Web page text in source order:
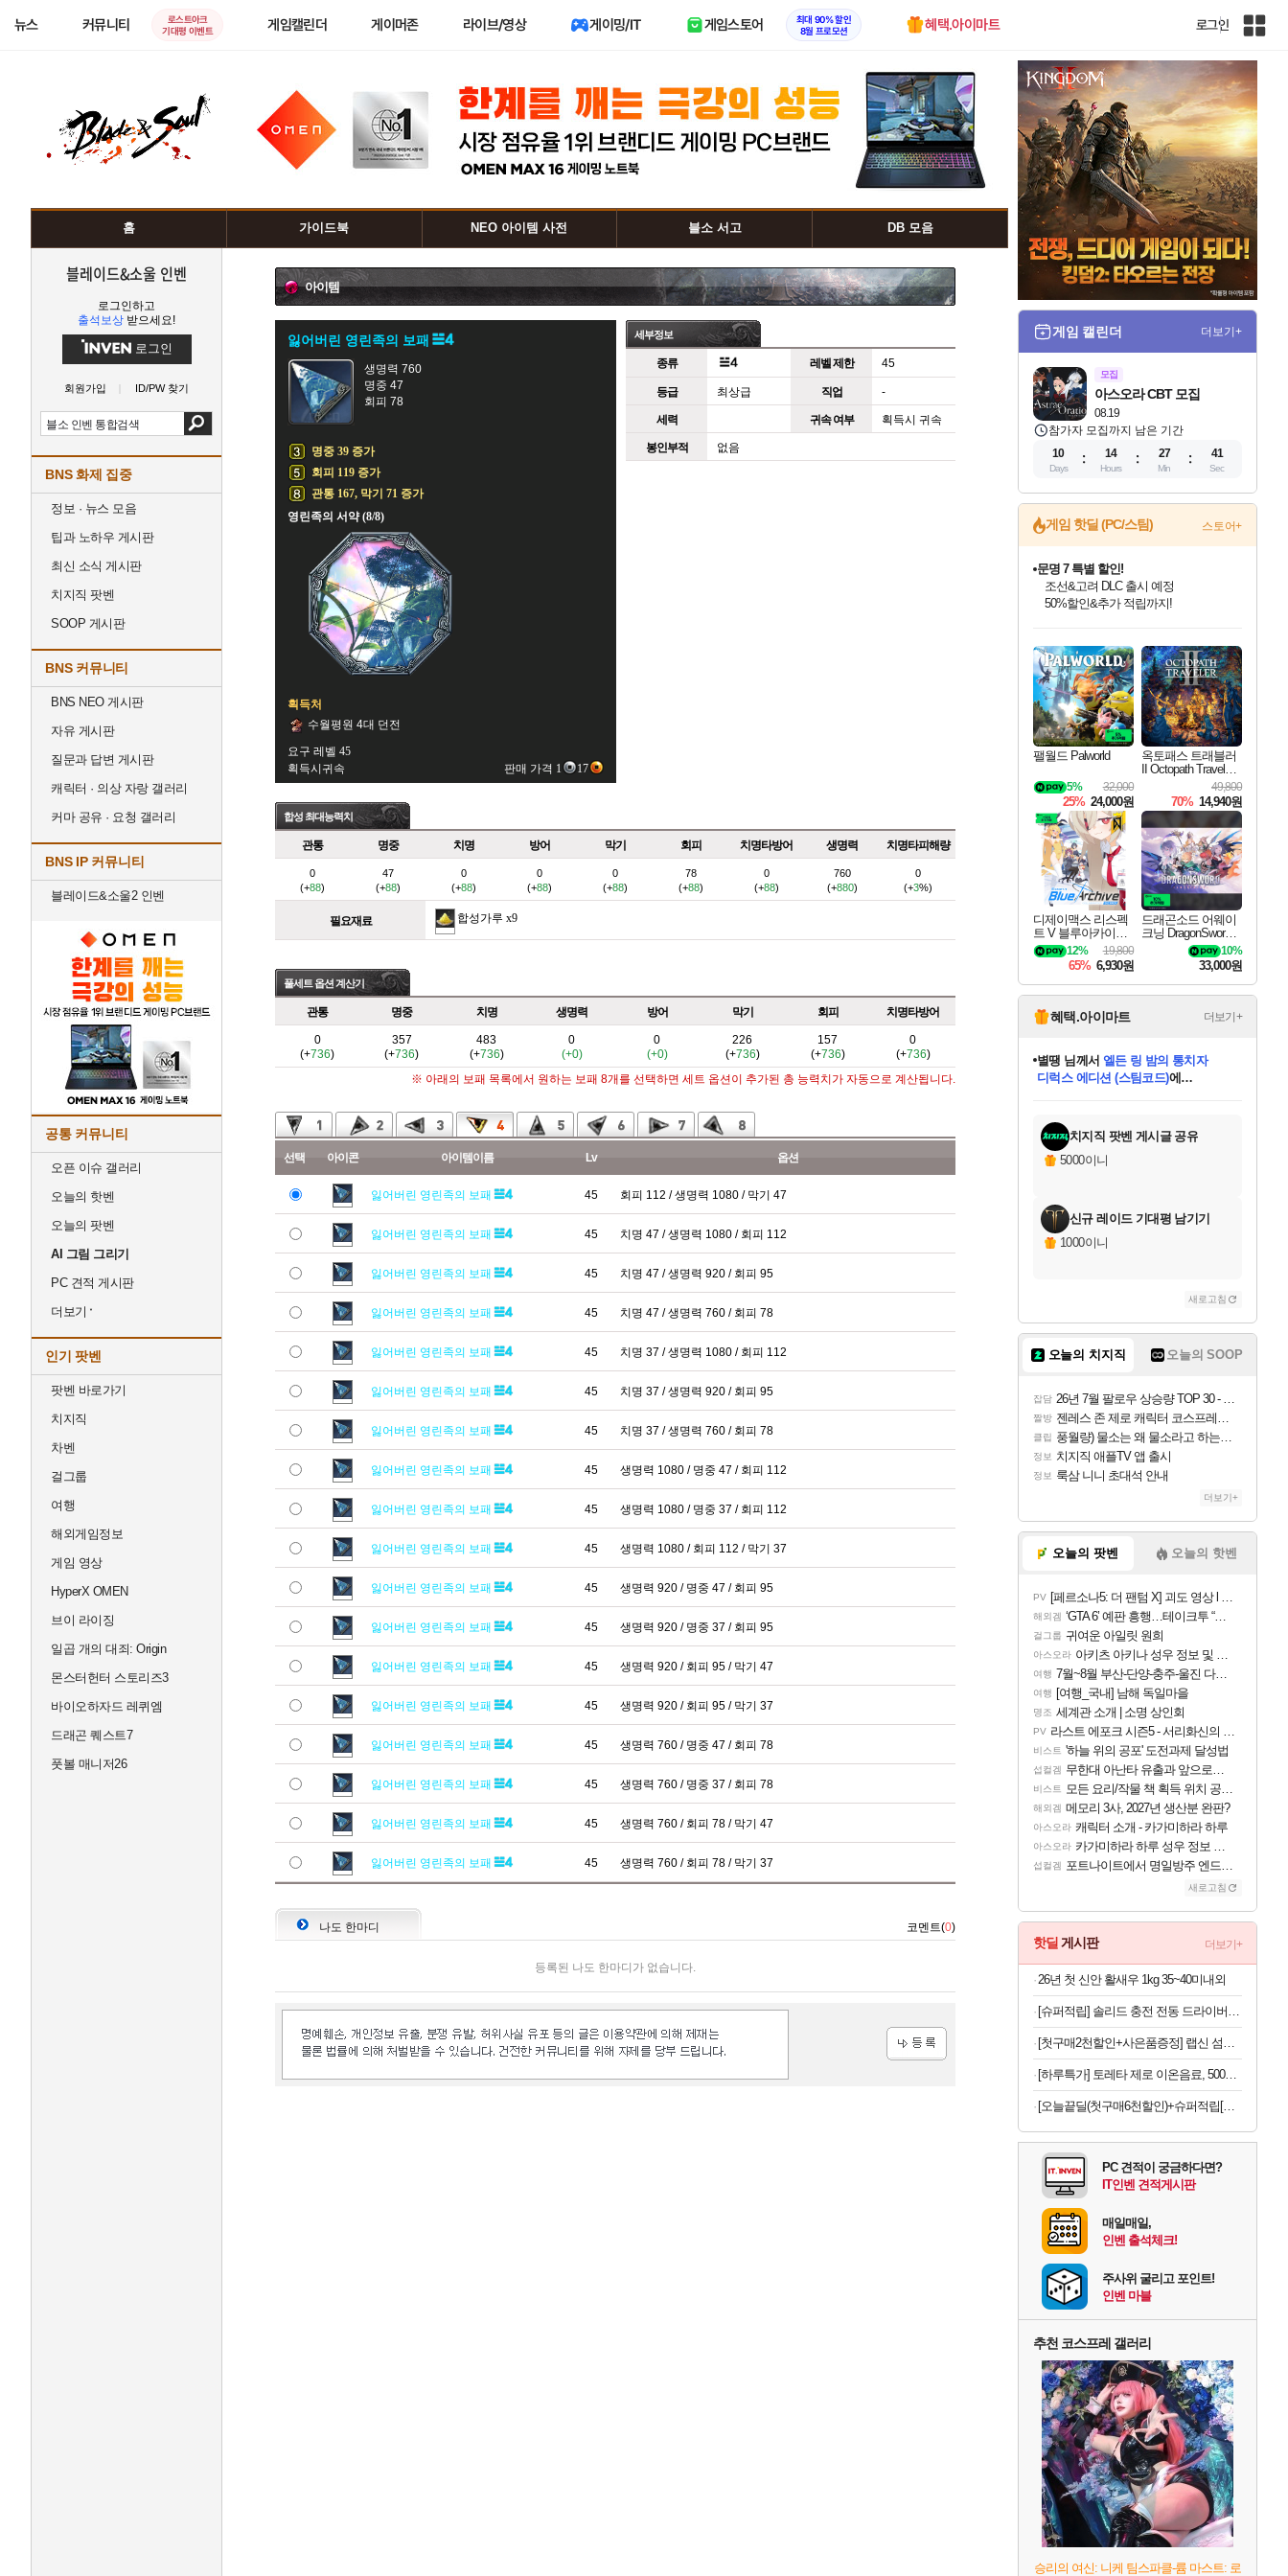
뉴스 커뮤니티
로스트아크
기대평 이벤트
게임캘린더 게이머존 라이브/영상 게이밍/IT 게임스토어
최대 90% 할인
8월 프로모션
혜택.아이마트 로그인
인
사
이
트
맵
홈 가이드북 NEO 아이템 사전 블소 서고 DB 모음
블레이드&소울 인벤
로그인하고
출석보상 받으세요!
로그인
회원가입 ID/PW 찾기
BNS 화제 집중
정보 · 뉴스 모음
팁과 노하우 게시판
최신 소식 게시판
치지직 팟벤
SOOP 게시판
BNS 커뮤니티
BNS NEO 게시판
자유 게시판
질문과 답변 게시판
캐릭터 · 의상 자랑 갤러리
커마 공유 · 요청 갤러리
BNS IP 커뮤니티
블레이드&소울2 인벤
공통 커뮤니티
오픈 이슈 갤러리
오늘의 핫벤
오늘의 팟벤
AI 그림 그리기
PC 견적 게시판
더보기
인기 팟벤
팟벤 바로가기
치지직
차벤
걸그룹
여행
해외게임정보
게임 영상
HyperX OMEN
브이 라이징
일곱 개의 대죄: Origin
몬스터헌터 스토리즈3
바이오하자드 레퀴엠
드래곤 퀘스트7
풋볼 매니저26
아이템
잃어버린 영린족의 보패
생명력 760
명중 47
회피 78
명중 39 증가
회피 119 증가
관통 167, 막기 71 증가
영린족의 서약 (8/8)
획득처
수월평원 4대 던전
요구 레벨 45
획득시귀속
판매 가격 1 17
세부정보
종류 레벨 제한 45
등급 최상급 직업 -
세력 귀속 여부 획득시 귀속
봉인부적 없음
합성 최대능력치
관통 명중 치명 방어 막기 회피 치명타방어 생명력 치명타피해량
0
(+88)
47
(+88)
0
(+88)
0
(+88)
0
(+88)
78
(+88)
0
(+88)
760
(+880)
0
(+3%)
필요재료 합성가루 x9
풀세트 옵션 계산기
관통 명중 치명 생명력 방어 막기 회피 치명타방어
0
(+736)
357
(+736)
483
(+736)
0
(+0)
0
(+0)
226
(+736)
157
(+736)
0
(+736)
※ 아래의 보패 목록에서 원하는 보패 8개를 선택하면 세트 옵션이 추가된 총 능력치가 자동으로 계산됩니다.
선택 아이콘 아이템이름 Lv 옵션
잃어버린 영린족의 보패 45 회피 112 / 생명력 1080 / 막기 47
잃어버린 영린족의 보패 45 치명 47 / 생명력 1080 / 회피 112
잃어버린 영린족의 보패 45 치명 47 / 생명력 920 / 회피 95
잃어버린 영린족의 보패 45 치명 47 / 생명력 760 / 회피 78
잃어버린 영린족의 보패 45 치명 37 / 생명력 1080 / 회피 112
잃어버린 영린족의 보패 45 치명 37 / 생명력 920 / 회피 95
잃어버린 영린족의 보패 45 치명 37 / 생명력 760 / 회피 78
잃어버린 영린족의 보패 45 생명력 1080 / 명중 47 / 회피 112
잃어버린 영린족의 보패 45 생명력 1080 / 명중 37 / 회피 112
잃어버린 영린족의 보패 45 생명력 1080 / 회피 112 / 막기 37
잃어버린 영린족의 보패 45 생명력 920 / 명중 47 / 회피 95
잃어버린 영린족의 보패 45 생명력 920 / 명중 37 / 회피 95
잃어버린 영린족의 보패 45 생명력 920 / 회피 95 / 막기 47
잃어버린 영린족의 보패 45 생명력 920 / 회피 95 / 막기 37
잃어버린 영린족의 보패 45 생명력 760 / 명중 47 / 회피 78
잃어버린 영린족의 보패 45 생명력 760 / 명중 37 / 회피 78
잃어버린 영린족의 보패 45 생명력 760 / 회피 78 / 막기 47
잃어버린 영린족의 보패 45 생명력 760 / 회피 78 / 막기 37
나도 한마디 코멘트(0)
등록된 나도 한마디가 없습니다.
게임 캘린더 더보기+
모집
08.19
아스오라 CBT 모집
참가자 모집까지 남은 기간
10
Days
14
Hours
27
Min
40
Sec
게임 핫딜 (PC/스팀) 스토어+
최대 90% 할인가를 만나보세요!
네이버혜택과 함께 만나보세요!
문명 7 특별 할인!
조선&고려 DLC 출시 예정
50%할인&추가 적립까지!
네이버 포인트 혜택까지!
이니&베니 혜택까지!
네이버 혜택가와 함께 예약하세요!
할인&네이버혜택으로 만나보세요!
네이버페이 혜택과 만나보세요!
40주년 프로모션으로 만나보세요!
할인가에 만나보세요!
일부 에디션 상시 할인!
혜택으로 예약 판매 중
편안하게 충전하세요
팰월드 Palworld
32,000
5%
25% 24,000원
옥토패스 트래블러
II Octopath Traveler I
49,800
70% 14,940원
디제이맥스 리스펙
트 V 블루아카이브
팩 DJMAX RESPE
CT V Blue Archive P
ack DLC
19,800
12%
65% 6,930원
드래곤소드 어웨이
크닝 DragonSword A
10%
33,000원
혜택.아이마트 더보기+
교환.
별땡 님께서 엘든 링 밤의 통치자
디럭스 에디션 (스팀코드)에
당첨되셨습니다.
당첨되셨습니다.
당첨되셨습니다.
당첨되셨습니다.
당첨되셨습니다.
당첨되셨습니다.
에디션 (스팀코드)를 교환.
당첨되셨습니다.
치지직 팟벤 게시글 공유
5000이니
신규 레이드 기대평 남기기
1000이니
새로고침
오늘의 치지직 오늘의 SOOP
잡담 26년 7월 팔로우 상승량 TOP 30 - 월간 치지직
짤방 젠레스 존 제로 캐릭터 코스프레한 꽁주
클립 풍월량) 물소는 왜 물소라고 하는거야? 아! 그만 ㅋㅋ
정보 치지직 애플TV 앱 출시
정보 룩삼 니니 초대석 안내
더보기+
오늘의 팟벤 오늘의 핫벤
PV [페르소나5: 더 팬텀 X] 괴도 영상 l 타카마키 안·댄싱 스타
해외겜 ‘GTA 6’ 예판 흥행…테이크투 “내부 예상 크게 넘어”
걸그룹 귀여운 아일릿 원희
아스오라 아키츠 아키나 성우 정보 및 주요 필모
여행 7월~8월 부산-단양-충주-울진 다녀왔어요~
여행 [여행_국내] 남해 독일마을
명조 세계관 소개 | 소명 상인회
PV 라스트 에포크 시즌5 - 서리화신의 분노 티저
비스트 '하늘 위의 공포' 도전과제 달성법
섭컬겜 무한대 아난타 유출과 앞으로의 예상 (루머)
비스트 모든 요리/작물 책 획득 위치 공략 (36개) - 미식가 도전과제
해외겜 메모리 3사, 2027년 생산분 완판?
아스오라 캐릭터 소개 - 카가미하라 하루
아스오라 카가미하라 하루 성우 정보 및 주요 필모
섭컬겜 포트나이트에서 명일방주 엔드필드 [펠리카] 판매 예정
새로고침
핫딜 게시판 더보기+
26년 첫 신안 활새우 1kg 35~40미내외
[슈퍼적립] 솔리드 충전 전동 드라이버 드릴 가정용 미니 소형 무선 세트 스크류 S-MD40
[첫구매2천할인+사은품증정] 랩신 섬유항균제 2L용기 2개 + 세탁세제 300ML 2개 증정
[하루특가] 토레타 제로 이온음료, 500ml, 24개
[오늘끝딜(첫구매6천할인)+슈퍼적립[네이버 단독] 셀렉스 프로핏 버라이어티팩(총 8입)
PC 견적이 궁금하다면?
IT인벤 견적게시판
매일매일,
인벤 출석체크!
주사위 굴리고 포인트!
인벤 마블
추천 코스프레 갤러리
승리의 여신: 니케 팀스파클-륨 마스트: 로